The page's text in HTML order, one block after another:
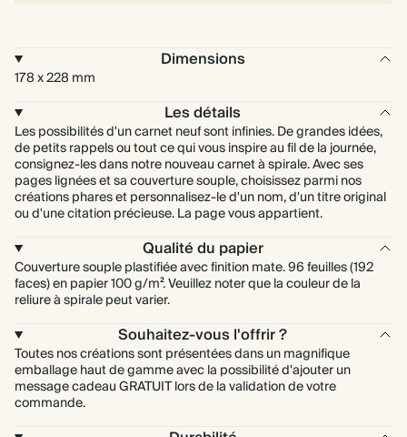
Dimensions
178 x 228 mm
Les détails
Les possibilités d'un carnet neuf sont infinies. De grandes idées,
de petits rappels ou tout ce qui vous inspire au fil de la journée,
consignez-les dans notre nouveau carnet à spirale. Avec ses
pages lignées et sa couverture souple, choisissez parmi nos
créations phares et personnalisez-le d'un nom, d'un titre original
ou d'une citation précieuse. La page vous appartient.
Qualité du papier
Couverture souple plastifiée avec finition mate. 96 feuilles (192
faces) en papier 100 g/m². Veuillez noter que la couleur de la
reliure à spirale peut varier.
Souhaitez-vous l'offrir ?
Toutes nos créations sont présentées dans un magnifique
emballage haut de gamme avec la possibilité d'ajouter un
message cadeau GRATUIT lors de la validation de votre
commande.